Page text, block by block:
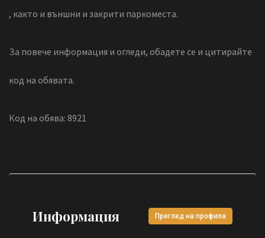
, както и външни и закрити паркоместа.
За повече информация и огледи, обадете се и цитирайте
код на обявата.
Код на обява: 8921
Информация Преглед на профила